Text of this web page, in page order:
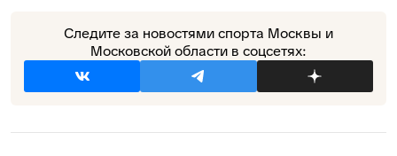
Следите за новостями спорта Москвы и
Московской области в соцсетях: